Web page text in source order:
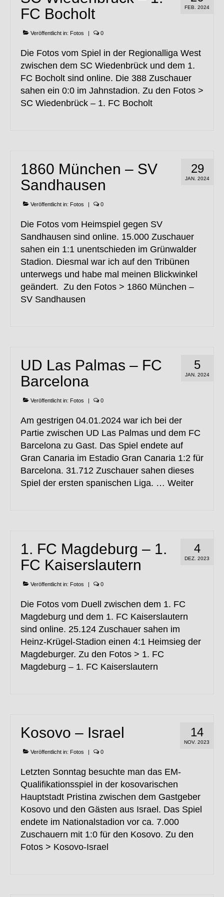
FEB. 2024
FC Bocholt
Veröffentlicht in: Fotos | 0
Die Fotos vom Spiel in der Regionalliga West
zwischen dem SC Wiedenbrück und dem 1.
FC Bocholt sind online. Die 388 Zuschauer
sahen ein 0:0 im Jahnstadion. Zu den Fotos >
SC Wiedenbrück – 1. FC Bocholt
29
JAN. 2024
1860 München – SV
Sandhausen
Veröffentlicht in: Fotos | 0
Die Fotos vom Heimspiel gegen SV
Sandhausen sind online. 15.000 Zuschauer
sahen ein 1:1 unentschieden im Grünwalder
Stadion. Diesmal war ich auf den Tribünen
unterwegs und habe mal meinen Blickwinkel
geändert. Zu den Fotos > 1860 München –
SV Sandhausen
5
JAN. 2024
UD Las Palmas – FC
Barcelona
Veröffentlicht in: Fotos | 0
Am gestrigen 04.01.2024 war ich bei der
Partie zwischen UD Las Palmas und dem FC
Barcelona zu Gast. Das Spiel endete auf
Gran Canaria im Estadio Gran Canaria 1:2 für
Barcelona. 31.712 Zuschauer sahen dieses
Spiel der ersten spanischen Liga. … Weiter
4
DEZ. 2023
1. FC Magdeburg – 1.
FC Kaiserslautern
Veröffentlicht in: Fotos | 0
Die Fotos vom Duell zwischen dem 1. FC
Magdeburg und dem 1. FC Kaiserslautern
sind online. 25.124 Zuschauer sahen im
Heinz-Krügel-Stadion einen 4:1 Heimsieg der
Magdeburger. Zu den Fotos > 1. FC
Magdeburg – 1. FC Kaiserslautern
14
NOV. 2023
Kosovo – Israel
Veröffentlicht in: Fotos | 0
Letzten Sonntag besuchte man das EM-
Qualifikationsspiel in der kosovarischen
Hauptstadt Pristina zwischen dem Gastgeber
Kosovo und den Gästen aus Israel. Das Spiel
endete im Nationalstadion vor ca. 7.000
Zuschauern mit 1:0 für den Kosovo. Zu den
Fotos > Kosovo-Israel